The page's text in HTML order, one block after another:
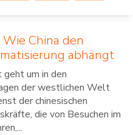
China den
abhängt
geht um in den
der westlichen Welt
der chinesischen
die von Besuchen im